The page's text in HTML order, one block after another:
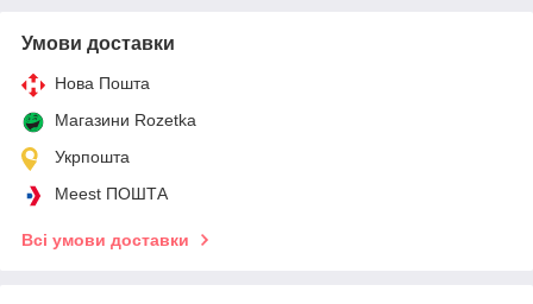
Умови доставки
Нова Пошта
Магазини Rozetka
Укрпошта
Meest ПОШТА
Всі умови доставки